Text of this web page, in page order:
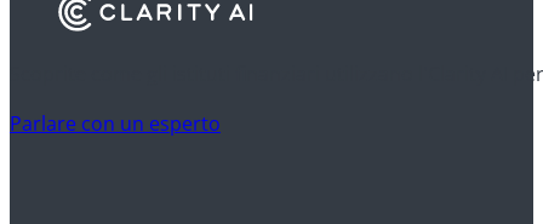
Scoprite come gli istituti finanziari utilizzano l'Clarity AI
Parlare con un esperto